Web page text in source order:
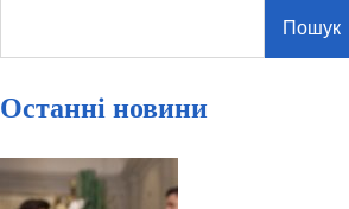
Пошук
Останні новини